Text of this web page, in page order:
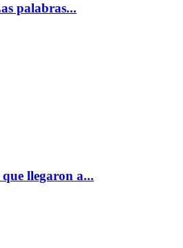
palabras...
llegaron a...